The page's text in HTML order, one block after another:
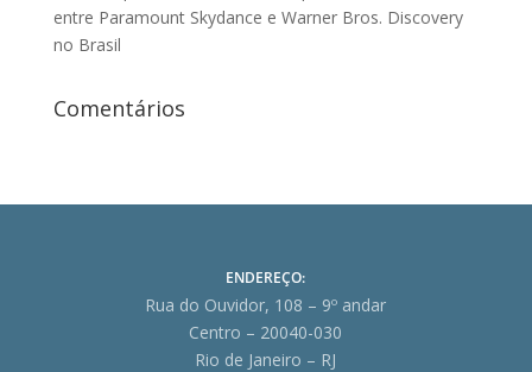
entre Paramount Skydance e Warner Bros. Discovery
no Brasil
Comentários
ENDEREÇO:
Rua do Ouvidor, 108 – 9º andar
Centro – 20040-030
Rio de Janeiro – RJ